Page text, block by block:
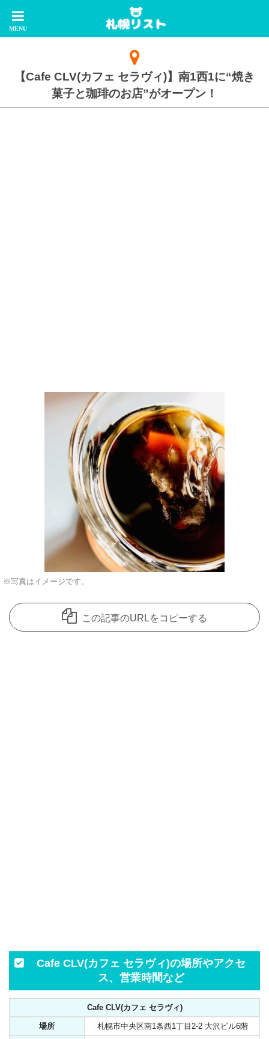
【Cafe CLV(カフェ セラヴィ)】南1西1に“焼き
菓子と珈琲のお店”がオープン！
※写真はイメージです。
この記事のURLをコピーする
Cafe CLV(カフェ セラヴィ)の場所やアクセ
ス、営業時間など
Cafe CLV(カフェ セラヴィ)
場所 札幌市中央区南1条西1丁目2-2 大沢ビル6階